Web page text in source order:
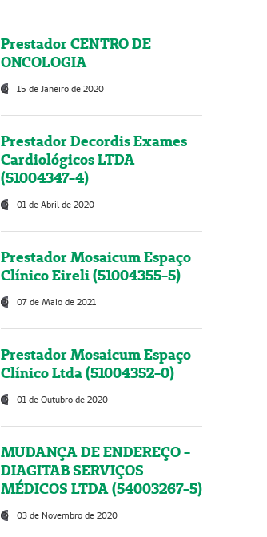
Prestador CENTRO DE
ONCOLOGIA
15 de Janeiro de 2020
Prestador Decordis Exames
Cardiológicos LTDA
(51004347-4)
01 de Abril de 2020
Prestador Mosaicum Espaço
Clínico Eireli (51004355-5)
07 de Maio de 2021
Prestador Mosaicum Espaço
Clínico Ltda (51004352-0)
01 de Outubro de 2020
MUDANÇA DE ENDEREÇO -
DIAGITAB SERVIÇOS
MÉDICOS LTDA (54003267-5)
03 de Novembro de 2020